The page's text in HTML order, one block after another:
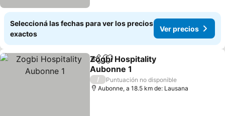
Seleccioná las fechas para ver los precios
exactos
Ver precios
CompartirAñadir a favoritos
Zogbi Hospitality
Aubonne 1
/
Puntuación no disponible
Aubonne, a 18.5 km de: Lausana